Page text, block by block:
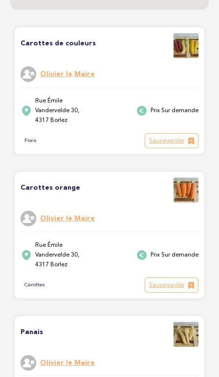
Carottes de couleurs
Olivier le Maire
Rue Émile
Vandervelde 30,
4317 Borlez
Prix Sur demande
Frais Sauvegarder
Carottes orange
Olivier le Maire
Rue Émile
Vandervelde 30,
4317 Borlez
Prix Sur demande
Carottes Sauvegarder
Panais
Olivier le Maire